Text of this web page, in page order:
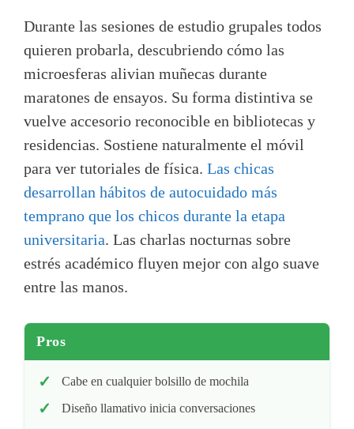
Durante las sesiones de estudio grupales todos
quieren probarla, descubriendo cómo las
microesferas alivian muñecas durante
maratones de ensayos. Su forma distintiva se
vuelve accesorio reconocible en bibliotecas y
residencias. Sostiene naturalmente el móvil
para ver tutoriales de física. Las chicas
desarrollan hábitos de autocuidado más
temprano que los chicos durante la etapa
universitaria. Las charlas nocturnas sobre
estrés académico fluyen mejor con algo suave
entre las manos.
Pros
Cabe en cualquier bolsillo de mochila
Diseño llamativo inicia conversaciones